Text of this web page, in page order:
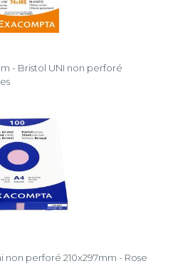
- Bristol UNI non perforé
non perforé 210x297mm - Rose